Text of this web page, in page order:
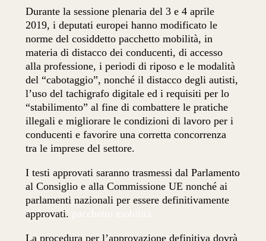
Durante la sessione plenaria del 3 e 4 aprile
2019, i deputati europei hanno modificato le
norme del cosiddetto pacchetto mobilità, in
materia di distacco dei conducenti, di accesso
alla professione, i periodi di riposo e le modalità
del “cabotaggio”, nonché il distacco degli autisti,
l’uso del tachigrafo digitale ed i requisiti per lo
“stabilimento” al fine di combattere le pratiche
illegali e migliorare le condizioni di lavoro per i
conducenti e favorire una corretta concorrenza
tra le imprese del settore.
I testi approvati saranno trasmessi dal Parlamento
al Consiglio e alla Commissione UE nonché ai
parlamenti nazionali per essere definitivamente
approvati.
La procedura per l’approvazione definitiva dovrà